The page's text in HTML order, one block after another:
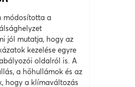
módosította a
jól mutatja, hogy az
kezelése egyre
oldalról is. A
a hőhullámok és az
hogy a klímaváltozás